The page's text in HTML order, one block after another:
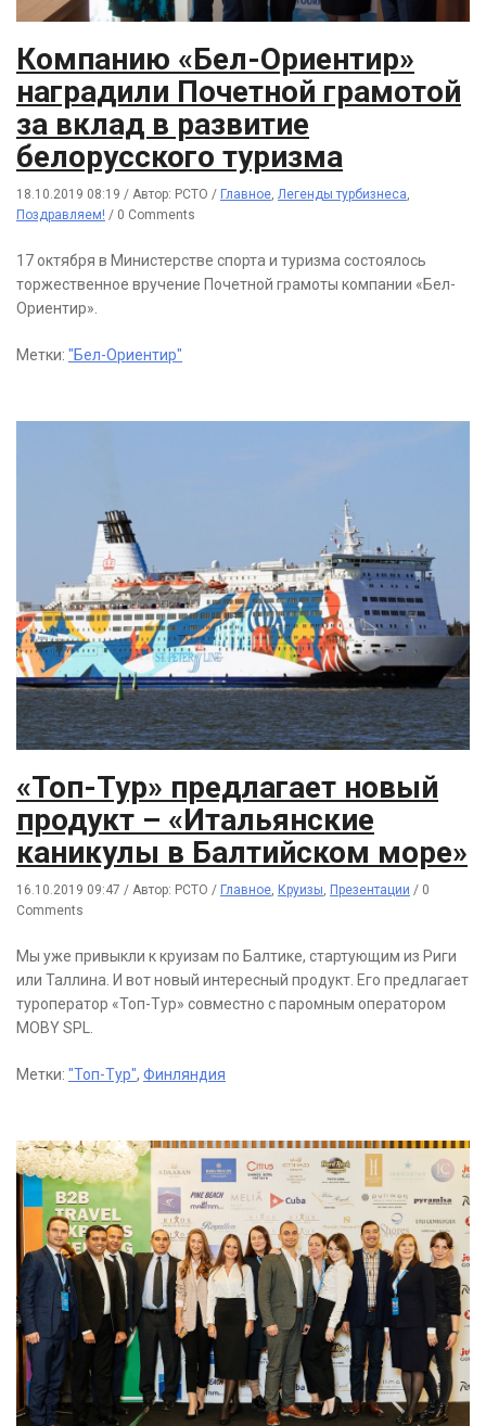
Компанию «Бел-Ориентир»
наградили Почетной грамотой
за вклад в развитие
белорусского туризма
18.10.2019 08:19 / Автор: РСТО / Главное, Легенды турбизнеса,
Поздравляем! / 0 Comments
17 октября в Министерстве спорта и туризма состоялось
торжественное вручение Почетной грамоты компании «Бел-
Ориентир».
Метки: "Бел-Ориентир"
«Топ-Тур» предлагает новый
продукт – «Итальянские
каникулы в Балтийском море»
16.10.2019 09:47 / Автор: РСТО / Главное Круизы Презентации / 0
Comments
Мы уже привыкли к круизам по Балтике, стартующим из Риги
или Таллина. И вот новый интересный продукт. Его предлагает
туроператор «Топ-Тур» совместно с паромным оператором
MOBY SPL.
Метки: "Топ-Тур", Финляндия